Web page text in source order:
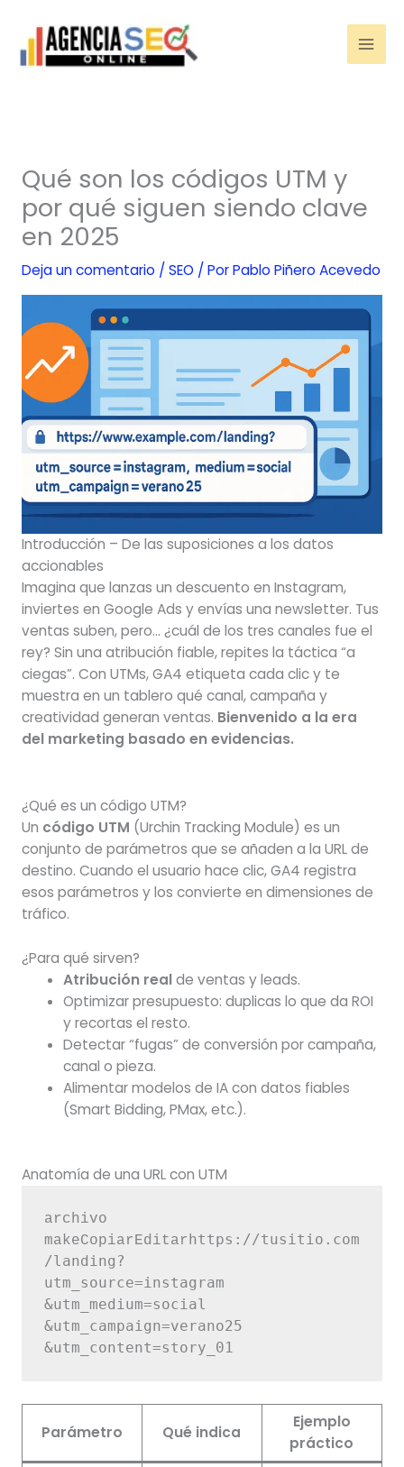
contenido
Qué son los códigos UTM y
por qué siguen siendo clave
en 2025
Deja un comentario / SEO / PorPablo Piñero Acevedo
Introducción – De las suposiciones a los datos
accionables
Imagina que lanzas un descuento en Instagram,
inviertes en Google Ads y envías una newsletter. Tus
ventas suben, pero… ¿cuál de los tres canales fue el
rey? Sin una atribución fiable, repites la táctica “a
ciegas”. Con UTMs, GA4 etiqueta cada clic y te
muestra en un tablero qué canal, campaña y
creatividad generan ventas. Bienvenido a la era
del marketing basado en evidencias.
¿Qué es un código UTM?
Un código UTM (Urchin Tracking Module) es un
conjunto de parámetros que se añaden a la URL de
destino. Cuando el usuario hace clic, GA4 registra
esos parámetros y los convierte en dimensiones de
tráfico.
¿Para qué sirven?
Atribución realde ventas y leads.
Optimizar presupuesto: duplicas lo que da ROI
y recortas el resto.
Detectar “fugas” de conversión por campaña,
canal o pieza.
Alimentar modelos de IA con datos fiables
(Smart Bidding, PMax, etc.).
Anatomía de una URL con UTM
archivo
makeCopiarEditar https://tusitio.com
/landing?
utm_source=instagram
&utm_medium=social
&utm_campaign=verano25
Parámetro Qué indica
Ejemplo
práctico